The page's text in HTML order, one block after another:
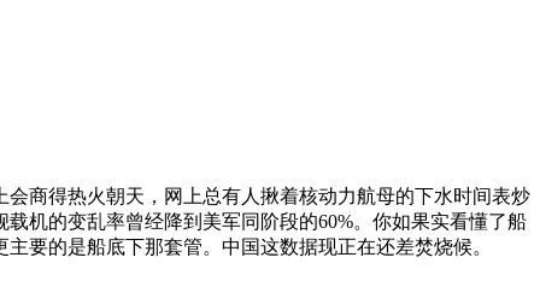
会商得热火朝天，网上总有人揪着核动力航母的下水时间表炒
机的变乱率曾经降到美军同阶段的60%。你如果实看懂了船
要的是船底下那套管。中国这数据现正在还差焚烧候。